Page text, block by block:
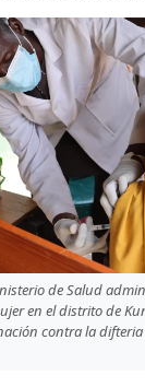
de Salud
en el distrito de
contra la